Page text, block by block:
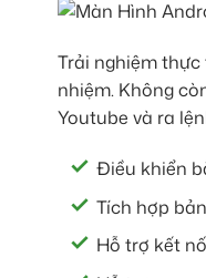
Trải nghiệm
nhiệm. Không
Youtube và ra
Điều khiển
Tích hợp
Hỗ trợ kết